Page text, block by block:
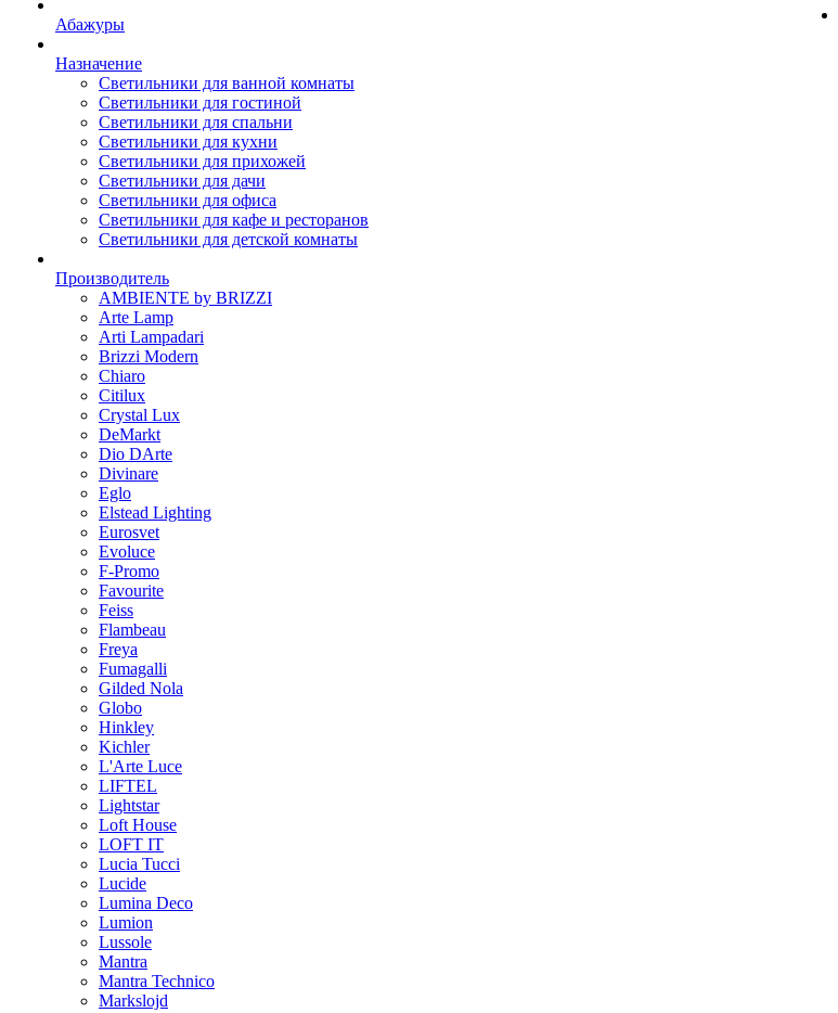
Абажуры
Назначение
Светильники для ванной комнаты
Светильники для гостиной
Светильники для спальни
Светильники для кухни
Светильники для прихожей
Светильники для дачи
Светильники для офиса
Светильники для кафе и ресторанов
Светильники для детской комнаты
Производитель
AMBIENTE by BRIZZI
Arte Lamp
Arti Lampadari
Brizzi Modern
Chiaro
Citilux
Crystal Lux
DeMarkt
Dio DArte
Divinare
Eglo
Elstead Lighting
Eurosvet
Evoluce
F-Promo
Favourite
Feiss
Flambeau
Freya
Fumagalli
Gilded Nola
Globo
Hinkley
Kichler
L'Arte Luce
LIFTEL
Lightstar
Loft House
LOFT IT
Lucia Tucci
Lucide
Lumina Deco
Lumion
Lussole
Mantra
Mantra Technico
Markslojd